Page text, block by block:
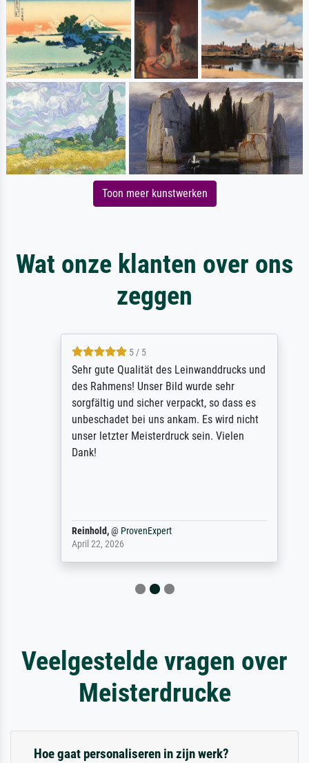
Toon meer kunstwerken
Wat onze klanten over ons
zeggen
5 / 5
Sehr gute Qualität des Leinwanddrucks und
des Rahmens! Unser Bild wurde sehr
sorgfältig und sicher verpackt, so dass es
unbeschadet bei uns ankam. Es wird nicht
unser letzter Meisterdruck sein. Vielen
Dank!
Reinhold,@ProvenExpert
April 22, 2026
Veelgestelde vragen over
Meisterdrucke
Hoe gaat personaliseren in zijn werk?